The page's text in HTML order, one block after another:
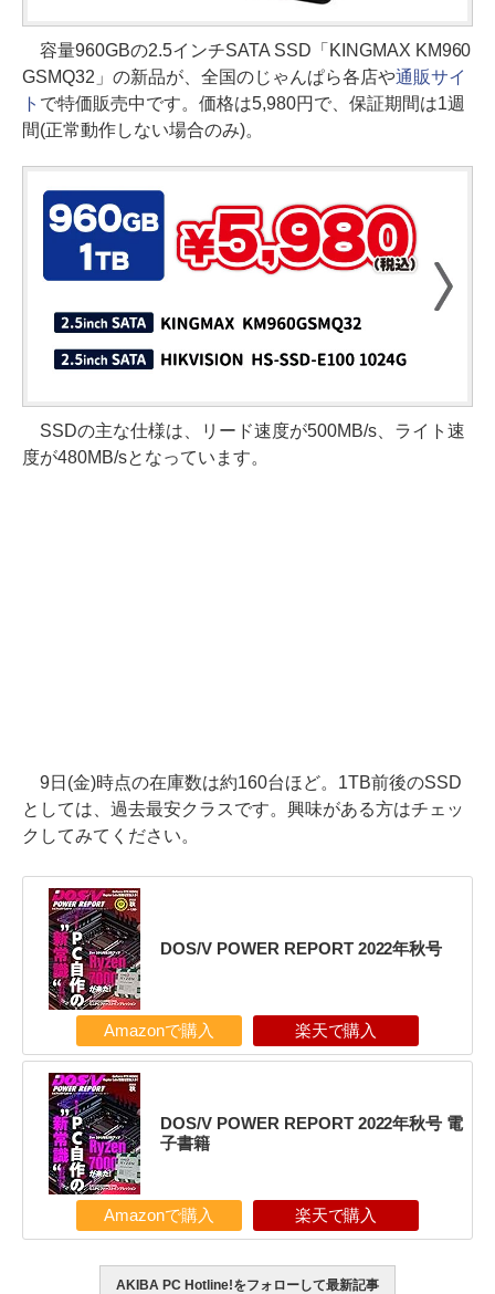
容量960GBの2.5インチSATA SSD「KINGMAX KM960
GSMQ32」の新品が、全国のじゃんぱら各店や通販サイ
ト で特価販売中です。価格は5,980円で、保証期間は1週
間(正常動作しない場合のみ)。
SSDの主な仕様は、リード速度が500MB/s、ライト速
度が480MB/sとなっています。
9日(金)時点の在庫数は約160台ほど。1TB前後のSSD
としては、過去最安クラスです。興味がある方はチェッ
クしてみてください。
DOS/V POWER REPORT 2022年秋号
Amazonで購入 楽天で購入
DOS/V POWER REPORT 2022年秋号 電
子書籍
Amazonで購入 楽天で購入
AKIBA PC Hotline!をフォローして最新記事